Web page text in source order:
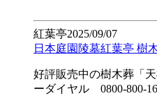
紅葉亭2025/09/07
日本庭園陵墓紅葉亭 樹
好評販売中の樹木葬「
ーダイヤル 0800-800-